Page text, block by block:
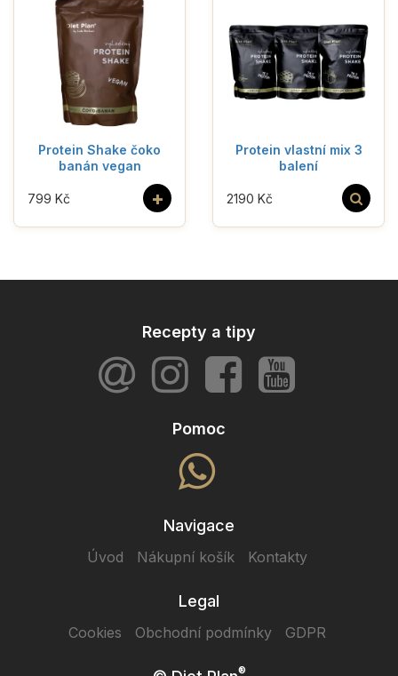
Protein Shake čoko
banán vegan
+
799 Kč
Protein vlastní mix 3
balení
2190 Kč
Recepty a tipy
Pomoc
Navigace
Úvod Nákupní košík Kontakty
Legal
Cookies Obchodní podmínky GDPR
®